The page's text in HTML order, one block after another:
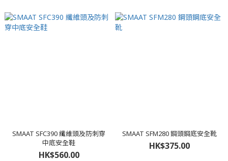
SMAAT SFC390 纖維頭及防刺穿
中底安全鞋
HK$560.00
SMAAT SFM280 鋼頭鋼底安全靴
HK$375.00